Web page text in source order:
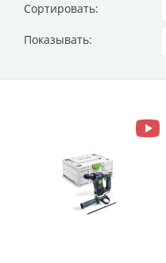
Сортировать:
Показывать: